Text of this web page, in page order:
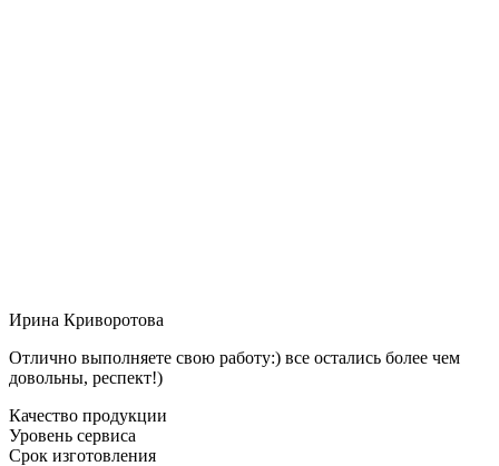
Ирина Криворотова
Отлично выполняете свою работу:) все остались более чем
довольны, респект!)
Качество продукции
Уровень сервиса
Срок изготовления